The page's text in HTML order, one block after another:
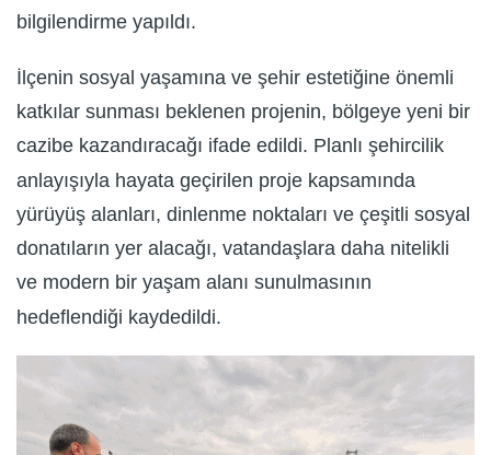
bilgilendirme yapıldı.
İlçenin sosyal yaşamına ve şehir estetiğine önemli
katkılar sunması beklenen projenin, bölgeye yeni bir
cazibe kazandıracağı ifade edildi. Planlı şehircilik
anlayışıyla hayata geçirilen proje kapsamında
yürüyüş alanları, dinlenme noktaları ve çeşitli sosyal
donatıların yer alacağı, vatandaşlara daha nitelikli
ve modern bir yaşam alanı sunulmasının
hedeflendiği kaydedildi.